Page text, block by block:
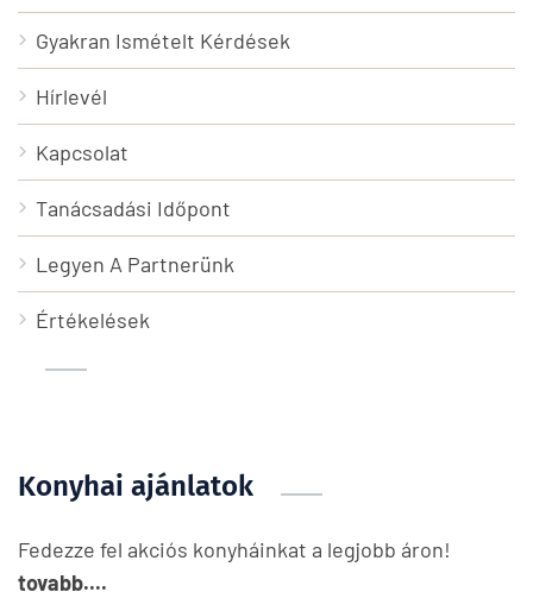
Gyakran Ismételt Kérdések
Hírlevél
Kapcsolat
Tanácsadási Időpont
Legyen A Partnerünk
Értékelések
Konyhai ajánlatok
Fedezze fel akciós konyháinkat a legjobb áron!
tovabb....